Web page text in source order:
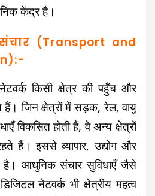
केंद्र है।
(Transport and
किसी क्षेत्र की पहुँच और
हैं। जिन क्षेत्रों में सड़क, रेल, वायु
विकसित होती हैं, वे अन्य क्षेत्रों
हैं। इससे व्यापार, उद्योग और
है। आधुनिक संचार सुविधाएँ जैसे
नेटवर्क भी क्षेत्रीय महत्व